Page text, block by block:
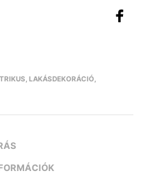
LAKÁSDEKORÁCIÓ